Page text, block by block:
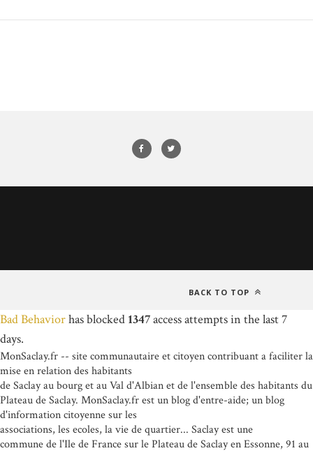
BACK TO TOP
Bad Behaviorhas blocked1347access attempts in the last 7
days.
MonSaclay.fr -- site communautaire et citoyen contribuant a faciliter la
mise en relation des habitants
de Saclay au bourg et au Val d'Albian et de l'ensemble des habitants du
Plateau de Saclay. MonSaclay.fr est un blog d'entre-aide; un blog
d'information citoyenne sur les
associations, les ecoles, la vie de quartier... Saclay est une
commune de l'Ile de France sur le Plateau de Saclay en Essonne, 91 au